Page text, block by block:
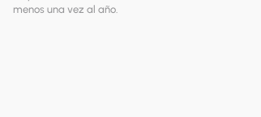
menos una vez al año.